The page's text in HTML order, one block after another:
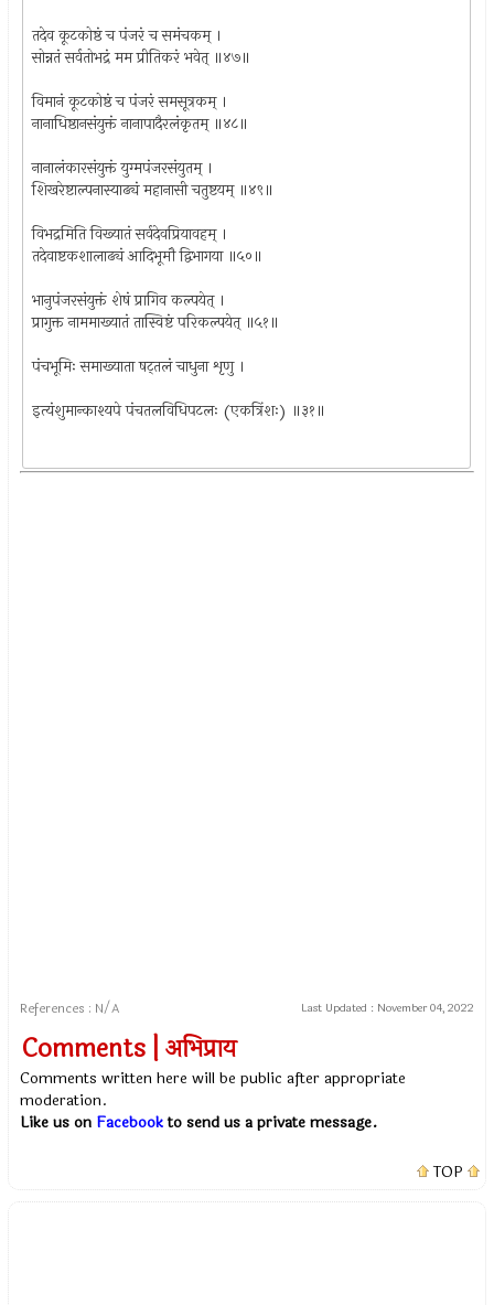
तदेव कूटकोष्ठं च पंजरं च समंचकम् ।
सोन्नतं सर्वतोभद्रं मम प्रीतिकरं भवेत् ॥४७॥
विमानं कूटकोष्ठं च पंजरं समसूत्रकम् ।
नानाधिष्ठानसंयुक्तं नानापादैरलंकृतम् ॥४८॥
नानालंकारसंयुक्तं युग्मपंजरसंयुतम् ।
शिखरेष्टाल्पनास्याढ्यं महानासी चतुष्टयम् ॥४९॥
विभद्रमिति विख्यातं सर्वदेवप्रियावहम् ।
तदेवाष्टकशालाढ्यं आदिभूमौ द्विभागया ॥५०॥
भानुपंजरसंयुक्तं शेषं प्रागिव कल्पयेत् ।
प्रागुक्त नाममाख्यातं तास्विष्टं परिकल्पयेत् ॥५१॥
पंचभूमिः समाख्याता षट्तलं चाधुना शृणु ।
इत्यंशुमान्काश्यपे पंचतलविधिपटलः (एकत्रिंशः) ॥३१॥
References : N/A Last Updated : November 04, 2022
Comments | अभिप्राय
Comments written here will be public after appropriate
moderation.
Like us on Facebookto send us a private message.
TOP